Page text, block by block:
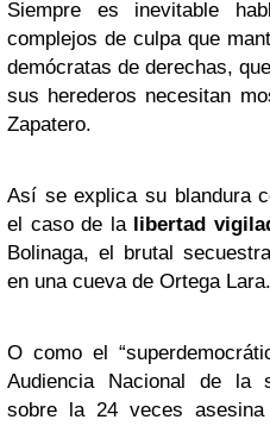
Siempre es inevitable
complejos de culpa que
demócratas de derechas,
sus herederos necesitan
Zapatero.
Así se explica su blandura
el caso de la libertad
Bolinaga, el brutal
en una cueva de Ortega Lara.
O como el
Audiencia Nacional de la
sobre la 24 veces